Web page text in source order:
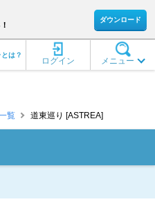
ダウンロード
メニュー
ログイン
は？
覧 道東巡り [ASTREA]